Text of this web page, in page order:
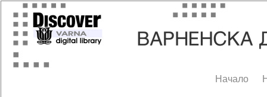
Начало